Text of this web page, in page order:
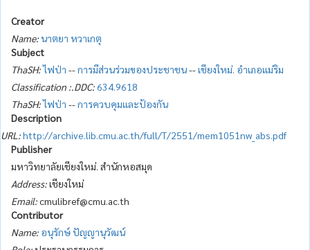
Creator
Name:นาตยา หวาเกตุ
Subject
ThaSH:ไฟป่า --การมีส่วนร่วมของประชาชน--เชียงใหม่. อำเภอแม่ริม
Classification :.DDC:634.9618
ThaSH:ไฟป่า --การควบคุมและป้องกัน
Description
URL:http://archive.lib.cmu.ac.th/full/T/2551/mem1051nw_abs.pdf
Publisher
มหาวิทยาลัยเชียงใหม่. สำนักหอสมุด
Address:เชียงใหม่
Email:cmulibref@cmu.ac.th
Contributor
Name: อนุรักษ์ ปัญญานุวัฒน์